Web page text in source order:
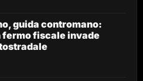
guida contromano:
fermo fiscale invade